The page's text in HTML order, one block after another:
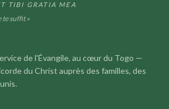
TIBI GRATIA MEA
te suffit »
de l'Évangile, au cœur du Togo —
du Christ auprès des familles, des